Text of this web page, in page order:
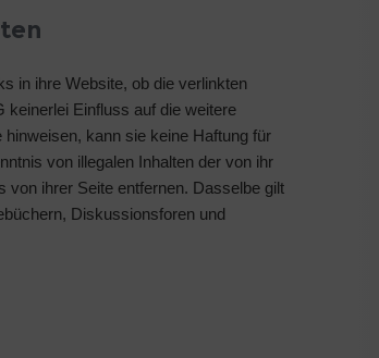
in ihre Website, ob die verlinkten
keinerlei Einfluss auf die weitere
kann sie keine Haftung für
von illegalen Inhalten der von ihr
von ihrer Seite entfernen. Dasselbe gilt
Diskussionsforen und